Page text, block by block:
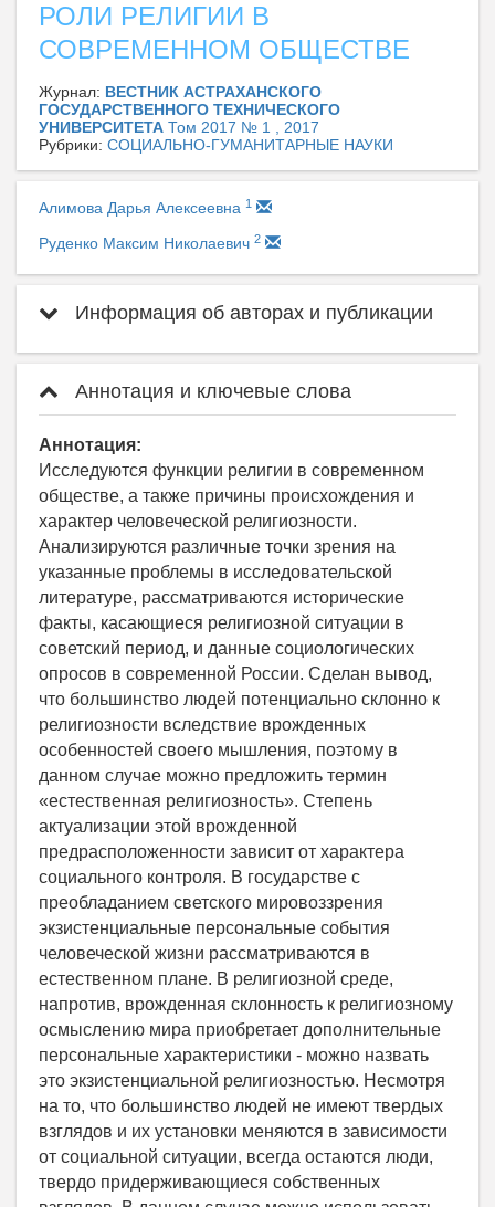
РОЛИ РЕЛИГИИ В
СОВРЕМЕННОМ ОБЩЕСТВЕ
Журнал: ВЕСТНИК АСТРАХАНСКОГО
ГОСУДАРСТВЕННОГО ТЕХНИЧЕСКОГО
УНИВЕРСИТЕТА Том 2017 № 1 , 2017
Рубрики: СОЦИАЛЬНО-ГУМАНИТАРНЫЕ НАУКИ
Алимова Дарья Алексеевна 1
Руденко Максим Николаевич 2
Информация об авторах и публикации
Аннотация и ключевые слова
Аннотация:
Исследуются функции религии в современном
обществе, а также причины происхождения и
характер человеческой религиозности.
Анализируются различные точки зрения на
указанные проблемы в исследовательской
литературе, рассматриваются исторические
факты, касающиеся религиозной ситуации в
советский период, и данные социологических
опросов в современной России. Сделан вывод,
что большинство людей потенциально склонно к
религиозности вследствие врожденных
особенностей своего мышления, поэтому в
данном случае можно предложить термин
«естественная религиозность». Степень
актуализации этой врожденной
предрасположенности зависит от характера
социального контроля. В государстве с
преобладанием светского мировоззрения
экзистенциальные персональные события
человеческой жизни рассматриваются в
естественном плане. В религиозной среде,
напротив, врожденная склонность к религиозному
осмыслению мира приобретает дополнительные
персональные характеристики - можно назвать
это экзистенциальной религиозностью. Несмотря
на то, что большинство людей не имеют твердых
взглядов и их установки меняются в зависимости
от социальной ситуации, всегда остаются люди,
твердо придерживающиеся собственных